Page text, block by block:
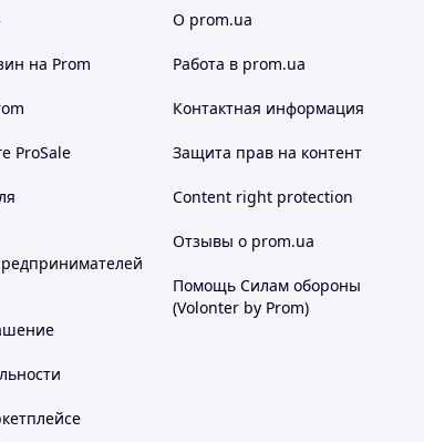
строительных смесей.
И КОМФОРТ РАБОТЫ
скорости вращения патрона
степенью нажатия на пусковую
выполнения точного сверления
работы в любом положении
передней рукоятке.
работы могут
с использованием ограничителя
на Prom
ProSale
О prom.ua
Работа в prom.ua
Контактная информация
Защита прав на контент
Content right protection
Отзывы о prom.ua
Помощь Силам обороны
(Volonter by Prom)